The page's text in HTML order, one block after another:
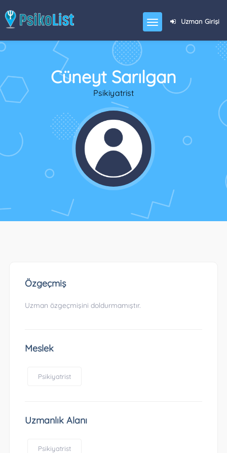
Uzman Girişi
Cüneyt Sarılgan
Psikiyatrist
Özgeçmiş
Uzman özgeçmişini doldurmamıştır.
Meslek
Psikiyatrist
Uzmanlık Alanı
Psikiyatrist